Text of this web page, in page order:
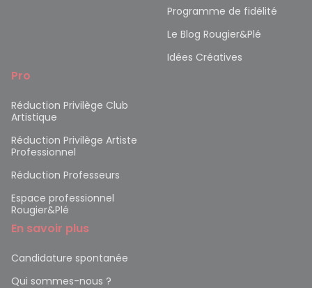
Programme de fidélité
Le Blog Rougier&Plé
Idées Créatives
Pro
Réduction Privilège Club
Artistique
Réduction Privilège Artiste
Professionnel
Réduction Professeurs
Espace professionnel
Rougier&Plé
En savoir plus
Candidature spontanée
Qui sommes-nous ?